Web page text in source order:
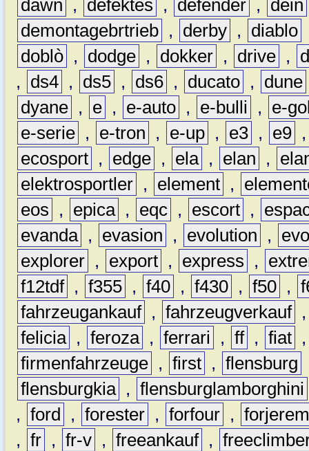
dawn , defektes , defender , dein
demontagebrtrieb , derby , diablo
doblò , dodge , dokker , drive ,
,
ds4 , ds5 , ds6 , ducato , dune
dyane , e , e-auto , e-bulli ,
e-
e-serie , e-tron , e-up , e3 , e9
ecosport , edge , ela , elan ,
elektrosportler , element ,
eos
, epica , eqc , escort ,
evanda , evasion , evolution ,
explorer , export , express ,
f12tdf , f355 , f40 , f430 , f50 ,
fahrzeugankauf , fahrzeugverkauf
felicia , feroza , ferrari , ff , fiat
firmenfahrzeuge , first , flensburg
flensburgkia , flensburglamborghini
, ford , forester , forfour ,
, fr , fr-v , freeankauf ,